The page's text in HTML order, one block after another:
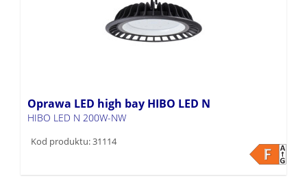
Oprawa LED high bay HIBO LED N
HIBO LED N 200W-NW
Kod produktu: 31114